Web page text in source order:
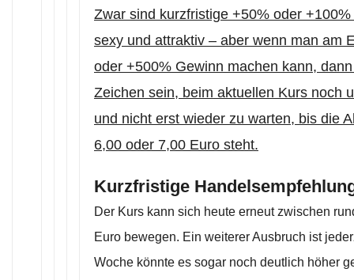
Zwar sind kurzfristige +50% oder
sexy und attraktiv – aber wenn man am
oder +500% Gewinn machen kann,
Zeichen sein, beim aktuellen Kurs noch
und nicht erst wieder zu warten, bis die
6,00 oder 7,00 Euro steht.
Kurzfristige
Der Kurs kann sich heute erneut zwischen
Euro bewegen. Ein weiterer Ausbruch ist
Woche könnte es sogar noch deutlich höher